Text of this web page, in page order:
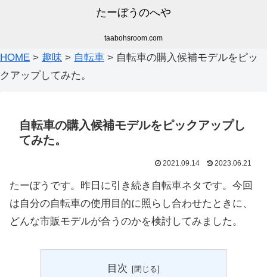
たーぼうのへや
taabohsroom.com
HOME > 趣味 > 自転車 > 自転車の購入候補モデルをピッ
クアップしてみた。
自転車の購入候補モデルをピックアップし
てみた。
2021.09.14 2023.06.21
たーぼうです。昨日に引き続き自転車ネタです。今回
は自分の自転車の使用目的に照らし合わせたときに、
どんな市販モデルが合うのかを検討してみました。
目次